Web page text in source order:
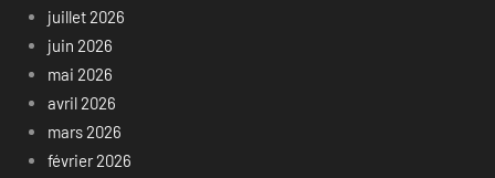
juillet 2026
juin 2026
mai 2026
avril 2026
mars 2026
février 2026